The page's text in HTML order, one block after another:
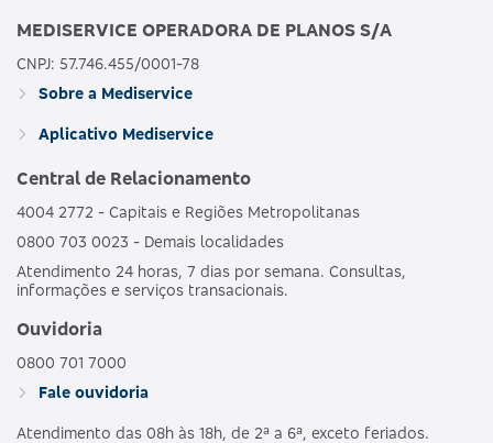
MEDISERVICE OPERADORA DE PLANOS S/A
CNPJ: 57.746.455/0001-78
Sobre a Mediservice
Aplicativo Mediservice
Central de Relacionamento
4004 2772 - Capitais e Regiões Metropolitanas
0800 703 0023 - Demais localidades
Atendimento 24 horas, 7 dias por semana. Consultas,
informações e serviços transacionais.
Ouvidoria
0800 701 7000
Fale ouvidoria
Atendimento das 08h às 18h, de 2ª a 6ª, exceto feriados.